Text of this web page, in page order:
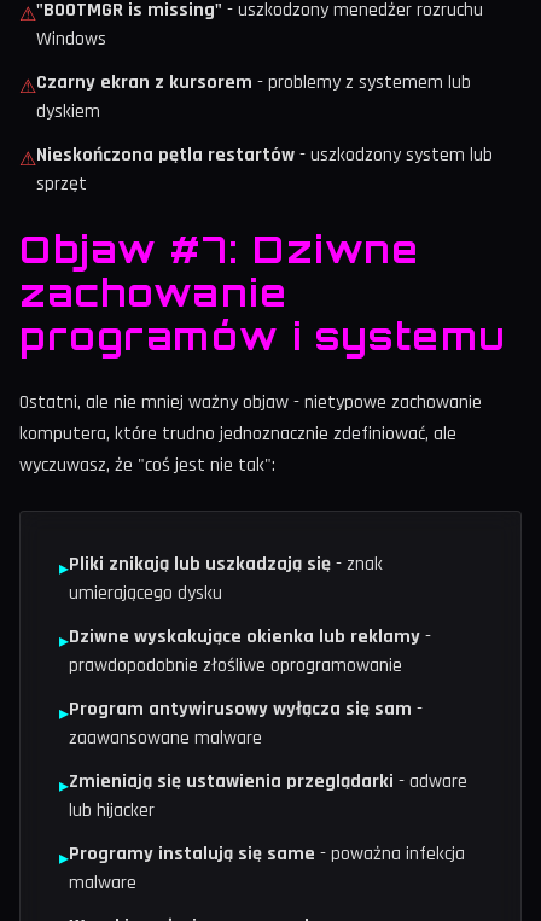
⚠"BOOTMGR is missing" - uszkodzony menedżer rozruchu
Windows
⚠Czarny ekran z kursorem - problemy z systemem lub
dyskiem
⚠Nieskończona pętla restartów- uszkodzony system lub
sprzęt
Objaw #7: Dziwne
zachowanie
programów i systemu
Ostatni, ale nie mniej ważny objaw - nietypowe zachowanie
komputera, które trudno jednoznacznie zdefiniować, ale
wyczuwasz, że "coś jest nie tak":
▸Pliki znikają lub uszkadzają się- znak
umierającego dysku
▸Dziwne wyskakujące okienka lub reklamy-
prawdopodobnie złośliwe oprogramowanie
▸Program antywirusowy wyłącza się sam -
zaawansowane malware
▸Zmieniają się ustawienia przeglądarki - adware
lub hijacker
▸Programy instalują się same - poważna infekcja
malware